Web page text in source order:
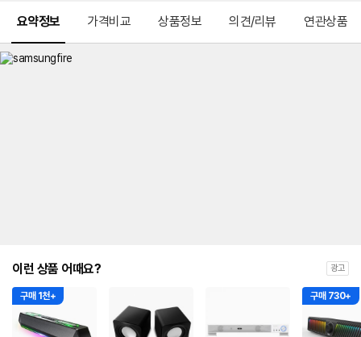
요약정보 가격비교 상품정보 의견/리뷰 연관상품
이런 상품 어때요? 광고
구매 1천+ 구매 730+